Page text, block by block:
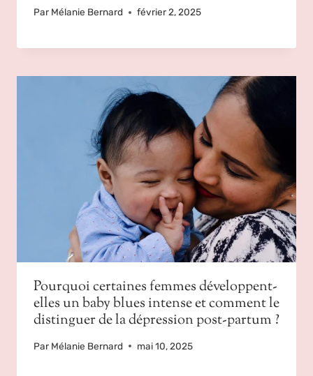
Par Mélanie Bernard février 2, 2025
Pourquoi certaines femmes développent-
elles un baby blues intense et comment le
distinguer de la dépression post-partum ?
Par Mélanie Bernard mai 10, 2025